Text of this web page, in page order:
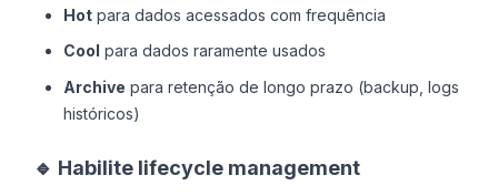
Hotpara dados acessados com frequência
Cool para dados raramente usados
Archive para retenção de longo prazo (backup, logs
históricos)
🔹 Habilite lifecycle management